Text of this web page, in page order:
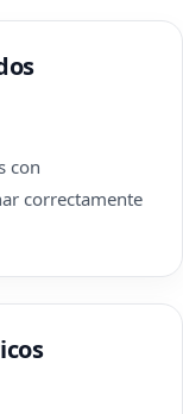
con
correctamente